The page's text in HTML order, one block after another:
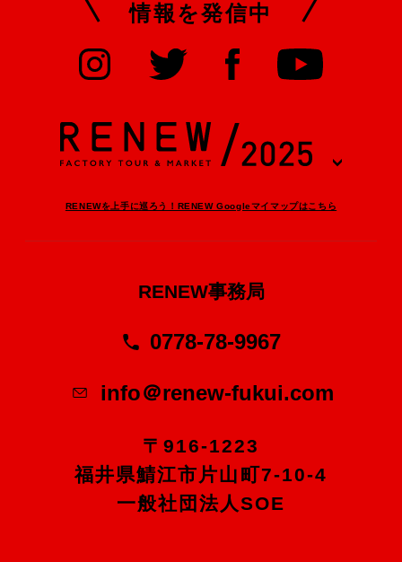
情報を発信中
RENEWを上手に巡ろう！RENEW Googleマイマップはこちら
RENEW事務局
0778-78-9967
info＠renew-fukui.com
〒916-1223
福井県鯖江市片山町7-10-4
一般社団法人SOE